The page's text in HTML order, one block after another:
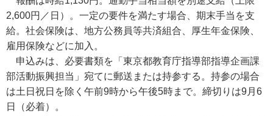
2,600円／日）。一定の要件を満たす場合、期末手当を支
給。社会保険は、地方公務員等共済組合、厚生年金保険、
雇用保険などに加入。
申込みは、必要書類を「東京都教育庁指導部指導企画課
部活動振興担当」宛てに郵送または持参する。持参の場合
は土日祝日を除く午前9時から午後5時まで。締切りは9月6
日（必着）。